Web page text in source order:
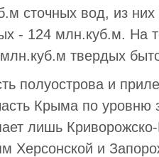
сточных вод, из них
- 124 млн.куб.м. На
твердых
полуострова и
Крыма по уровню
лишь
Херсонской и